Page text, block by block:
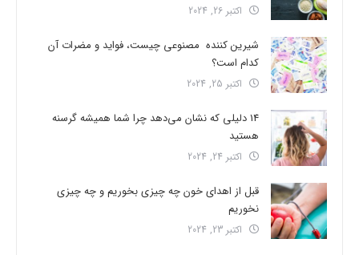
اکتبر 26, 2024
شیرین کننده مصنوعی چیست، فواید و مضرات آن
کدام است؟
اکتبر 25, 2024
14 دلیلی که نشان می‌دهد چرا شما همیشه گرسنه
هستید
اکتبر 24, 2024
قبل از اهدای خون چه چیزی بخوریم و چه چیزی
نخوریم
اکتبر 23, 2024